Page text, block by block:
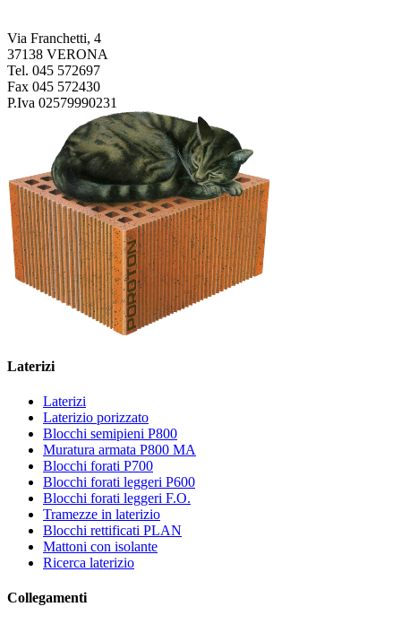
Via Franchetti, 4
37138 VERONA
Tel. 045 572697
Fax 045 572430
P.Iva 02579990231
Laterizi
Laterizi
Laterizio porizzato
Blocchi semipieni P800
Muratura armata P800 MA
Blocchi forati P700
Blocchi forati leggeri P600
Blocchi forati leggeri F.O.
Tramezze in laterizio
Blocchi rettificati PLAN
Mattoni con isolante
Ricerca laterizio
Collegamenti